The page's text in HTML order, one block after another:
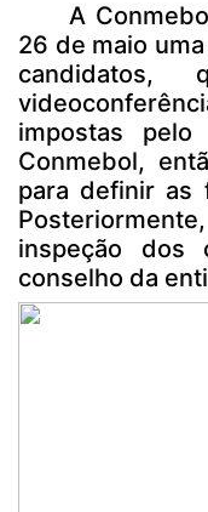
A Conmebol
26 de maio
impostas
Conmebol,
para definir as
inspeção dos
conselho da